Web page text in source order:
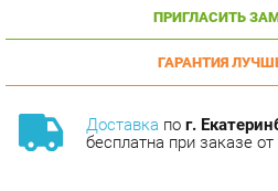
ГАРАНТИЯ
по г.
бесплатна при заказе от
с базовой